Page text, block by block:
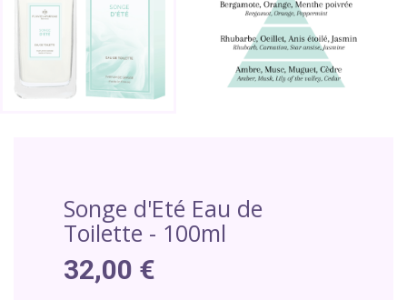
Songe d'Eté Eau de
Toilette - 100ml
32,00 €